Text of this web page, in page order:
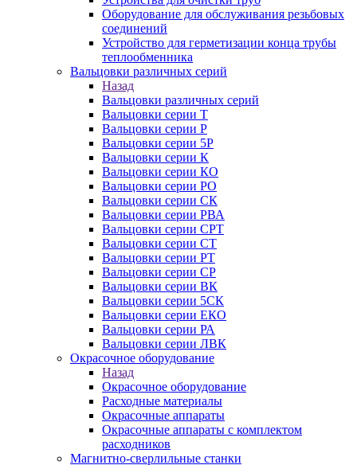
Оборудование для обслуживания резьбовых
соединений
Устройство для герметизации конца трубы
теплообменника
Вальцовки различных серий
Назад
Вальцовки различных серий
Вальцовки серии Т
Вальцовки серии Р
Вальцовки серии 5Р
Вальцовки серии К
Вальцовки серии КО
Вальцовки серии РО
Вальцовки серии СК
Вальцовки серии РВА
Вальцовки серии СРТ
Вальцовки серии СТ
Вальцовки серии РТ
Вальцовки серии СР
Вальцовки серии ВК
Вальцовки серии 5СК
Вальцовки серии ЕКО
Вальцовки серии РА
Вальцовки серии ЛВК
Окрасочное оборудование
Назад
Окрасочное оборудование
Расходные материалы
Окрасочные аппараты
Окрасочные аппараты с комплектом
расходников
Магнитно-сверлильные станки